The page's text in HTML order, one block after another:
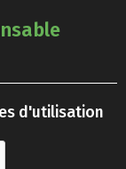
d'utilisation